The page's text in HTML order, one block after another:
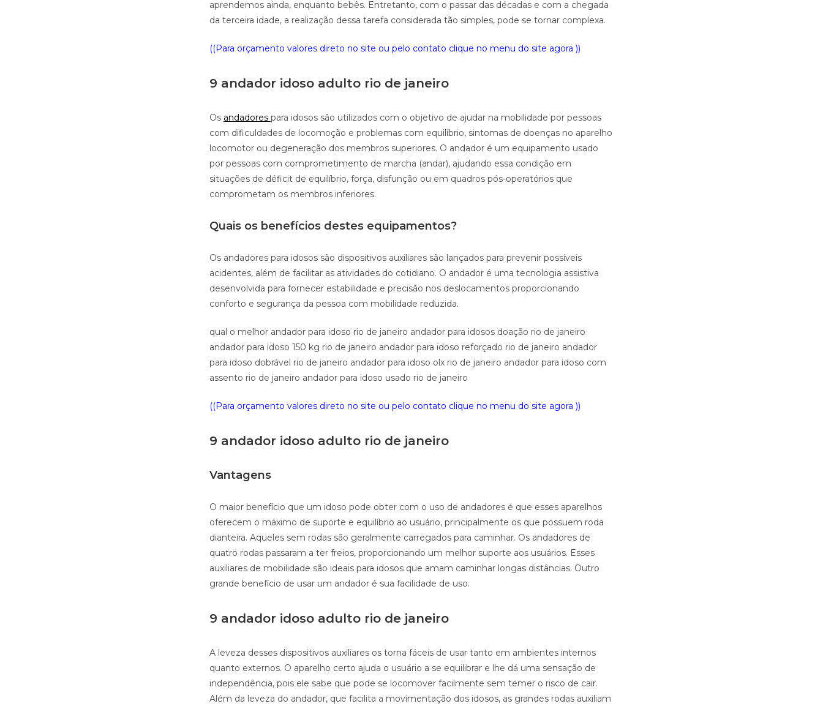
aprendemos ainda, enquanto bebês. Entretanto, com o passar das décadas e com a chegada
da terceira idade, a realização dessa tarefa considerada tão simples, pode se tornar complexa.
((Para orçamento valores direto no site ou pelo contato clique no menu do site agora ))
9 andador idoso adulto rio de janeiro
Os andadores para idosos são utilizados com o objetivo de ajudar na mobilidade por pessoas
com dificuldades de locomoção e problemas com equilíbrio, sintomas de doenças no aparelho
locomotor ou degeneração dos membros superiores. O andador é um equipamento usado
por pessoas com comprometimento de marcha (andar), ajudando essa condição em
situações de déficit de equilíbrio, força, disfunção ou em quadros pós-operatórios que
comprometam os membros inferiores.
Quais os benefícios destes equipamentos?
Os andadores para idosos são dispositivos auxiliares são lançados para prevenir possíveis
acidentes, além de facilitar as atividades do cotidiano. O andador é uma tecnologia assistiva
desenvolvida para fornecer estabilidade e precisão nos deslocamentos proporcionando
conforto e segurança da pessoa com mobilidade reduzida.
qual o melhor andador para idoso rio de janeiro andador para idosos doação rio de janeiro
andador para idoso 150 kg rio de janeiro andador para idoso reforçado rio de janeiro andador
para idoso dobrável rio de janeiro andador para idoso olx rio de janeiro andador para idoso com
assento rio de janeiro andador para idoso usado rio de janeiro
((Para orçamento valores direto no site ou pelo contato clique no menu do site agora ))
9 andador idoso adulto rio de janeiro
Vantagens
O maior benefício que um idoso pode obter com o uso de andadores é que esses aparelhos
oferecem o máximo de suporte e equilíbrio ao usuário, principalmente os que possuem roda
dianteira. Aqueles sem rodas são geralmente carregados para caminhar. Os andadores de
quatro rodas passaram a ter freios, proporcionando um melhor suporte aos usuários. Esses
auxiliares de mobilidade são ideais para idosos que amam caminhar longas distâncias. Outro
grande benefício de usar um andador é sua facilidade de uso.
9 andador idoso adulto rio de janeiro
A leveza desses dispositivos auxiliares os torna fáceis de usar tanto em ambientes internos
quanto externos. O aparelho certo ajuda o usuário a se equilibrar e lhe dá uma sensação de
independência, pois ele sabe que pode se locomover facilmente sem temer o risco de cair.
Além da leveza do andador, que facilita a movimentação dos idosos, as grandes rodas auxiliam